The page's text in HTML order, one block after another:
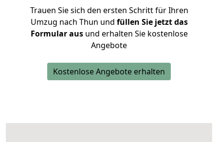
Trauen Sie sich den ersten Schritt für Ihren
Umzug nach Thun und füllen Sie jetzt das
Formular ausund erhalten Sie kostenlose
Angebote
Kostenlose Angebote erhalten